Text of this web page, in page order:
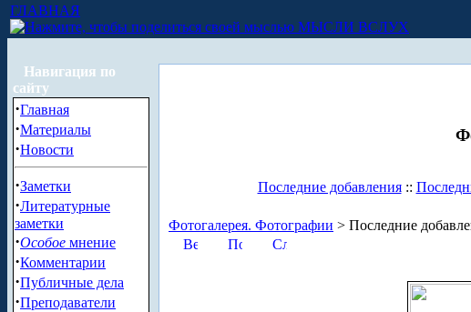
ГЛАВНАЯ
МЫСЛИ ВСЛУХ
Навигация по
сайту
·Главная
·Материалы
·Новости
·Заметки
·Литературные
заметки
·Особое мнение
·Комментарии
·Публичные дела
·Преподаватели
Последние добавления::
Фотогалерея. Фотографии > Последние